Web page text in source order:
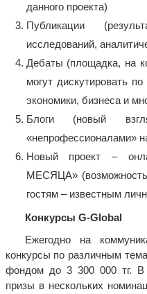
данного проекта)
Публикации
исследований,
Дебаты (площадка, на
могут дискутировать
экономики, бизнеса и
Блоги (новый
«непрофессионалами»
Новый проект –
МЕСЯЦА»
гостям – известным
Конкурсы G-Global
Ежегодно на
конкурсы по различным
фондом до 3 300 000 тг. В
призы в нескольких